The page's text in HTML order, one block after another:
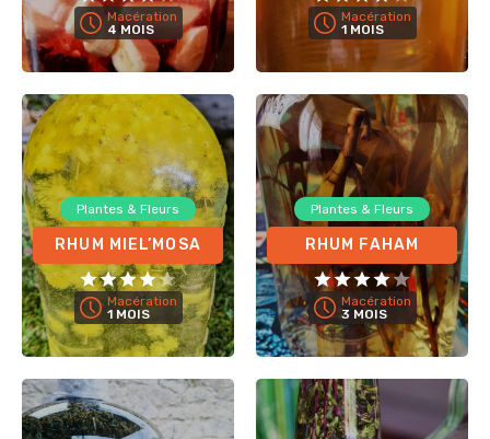
Macération
4 MOIS
Macération
1 MOIS
Plantes & Fleurs
RHUM MIEL’MOSA
Macération
1 MOIS
Plantes & Fleurs
RHUM FAHAM
Macération
3 MOIS